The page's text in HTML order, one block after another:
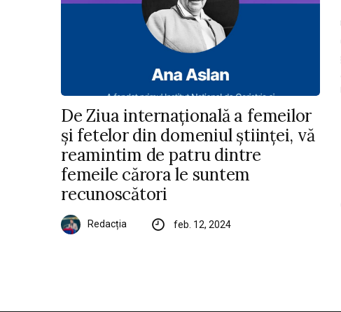
De Ziua internațională a femeilor
și fetelor din domeniul științei, vă
reamintim de patru dintre
femeile cărora le suntem
recunoscători
Redacția feb. 12, 2024